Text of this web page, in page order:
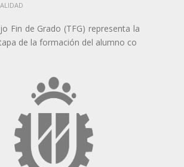
Fin de Grado (TFG) representa la
de la formación del alumno co